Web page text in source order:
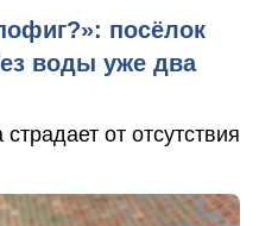
посёлок
воды уже два
от отсутствия